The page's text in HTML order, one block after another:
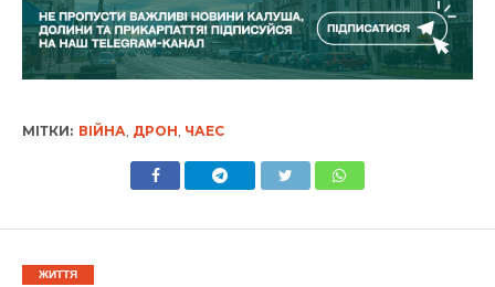
МІТКИ: ВІЙНА, ДРОН, ЧАЕС
ЖИТТЯ